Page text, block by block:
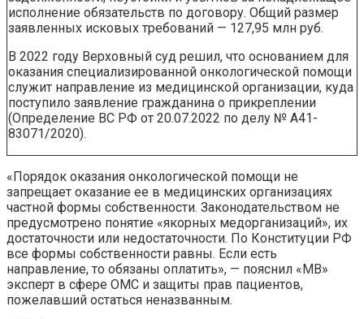
исполнение обязательств по договору. Общий размер
заявленных исковых требований — 127,95 млн руб.
В 2022 году Верховный суд решил, что основанием для
оказания специализированной онкологической помощи
служит направление из медицинской организации, куда
поступило заявление гражданина о прикреплении
(Определение ВС РФ от 20.07.2022 по делу № А41-
83071/2020).
«Порядок оказания онкологической помощи не
запрещает оказание ее в медицинских организациях
частной формы собственности. Законодательством не
предусмотрено понятие «якорных медорганизаций», их
достаточности или недостаточности. По Конституции РФ
все формы собственности равны. Если есть
направление, то обязаны оплатить», — пояснил «МВ»
эксперт в сфере ОМС и защиты прав пациентов,
пожелавший остаться неназванным.